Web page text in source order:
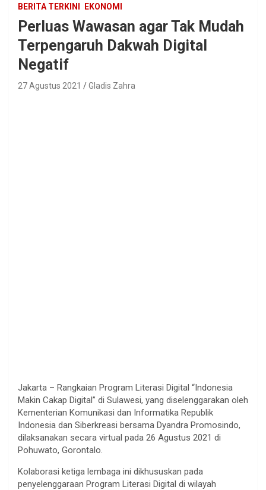
BERITA TERKINI EKONOMI
Perluas Wawasan agar Tak Mudah
Terpengaruh Dakwah Digital
Negatif
27 Agustus 2021 Gladis Zahra
Jakarta – Rangkaian Program Literasi Digital “Indonesia
Makin Cakap Digital” di Sulawesi, yang diselenggarakan oleh
Kementerian Komunikasi dan Informatika Republik
Indonesia dan Siberkreasi bersama Dyandra Promosindo,
dilaksanakan secara virtual pada 26 Agustus 2021 di
Pohuwato, Gorontalo.
Kolaborasi ketiga lembaga ini dikhususkan pada
penyelenggaraan Program Literasi Digital di wilayah